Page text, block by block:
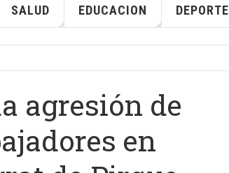
SALUD EDUCACION DEPORTE
agresión de
en